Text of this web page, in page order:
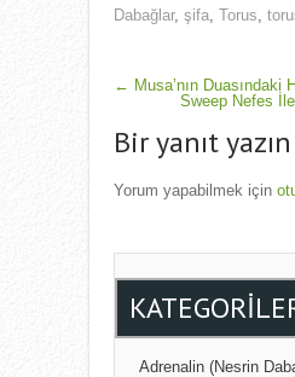
Dabağlar, şifa, Torus,
POST
NAVIGATION
← Musa’nın Duasındaki
Sweep Nefes
Bir yanıt yazın
Yorum yapabilmek için
Adrenalin (Nesrin